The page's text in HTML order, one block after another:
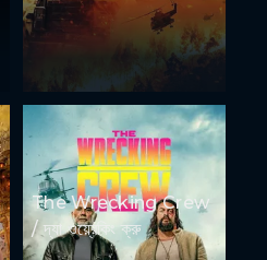
The Wrecking Crew
/ দ্যা ওয়্রেকিং ক্রু